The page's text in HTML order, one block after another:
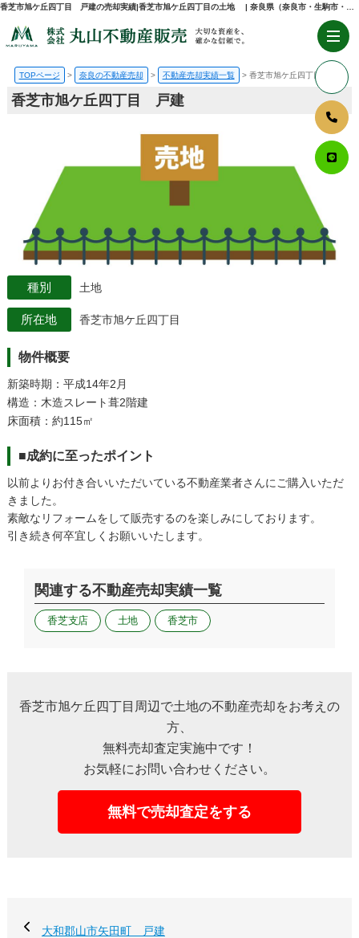
TOPページ 奈良の不動産売却 不動産売却実績一覧 香芝市旭ケ丘四丁目 戸建
香芝市旭ケ丘四丁目 戸建
土地
香芝市旭ケ丘四丁目
物件概要
新築時期：平成14年2月
構造：木造スレート葺2階建
床面積：約115㎡
■成約に至ったポイント
以前よりお付き合いいただいている不動産業者さんにご購入いただ
きました。
素敵なリフォームをして販売するのを楽しみにしております。
引き続き何卒宜しくお願いいたします。
関連する不動産売却実績一覧
香芝支店 土地 香芝市
香芝市旭ケ丘四丁目周辺で土地の不動産売却をお考えの
方、
無料売却査定実施中です！
お気軽にお問い合わせください。
無料で売却査定をする
大和郡山市矢田町 戸建